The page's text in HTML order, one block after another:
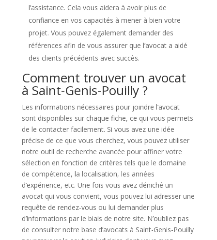
l’assistance. Cela vous aidera à avoir plus de
confiance en vos capacités à mener à bien votre
projet. Vous pouvez également demander des
références afin de vous assurer que l’avocat a aidé
des clients précédents avec succès.
Comment trouver un avocat
à Saint-Genis-Pouilly ?
Les informations nécessaires pour joindre l’avocat
sont disponibles sur chaque fiche, ce qui vous permets
de le contacter facilement. Si vous avez une idée
précise de ce que vous cherchez, vous pouvez utiliser
notre outil de recherche avancée pour affiner votre
sélection en fonction de critères tels que le domaine
de compétence, la localisation, les années
d’expérience, etc. Une fois vous avez déniché un
avocat qui vous convient, vous pouvez lui adresser une
requête de rendez-vous ou lui demander plus
d’informations par le biais de notre site. N’oubliez pas
de consulter notre base d’avocats à Saint-Genis-Pouilly